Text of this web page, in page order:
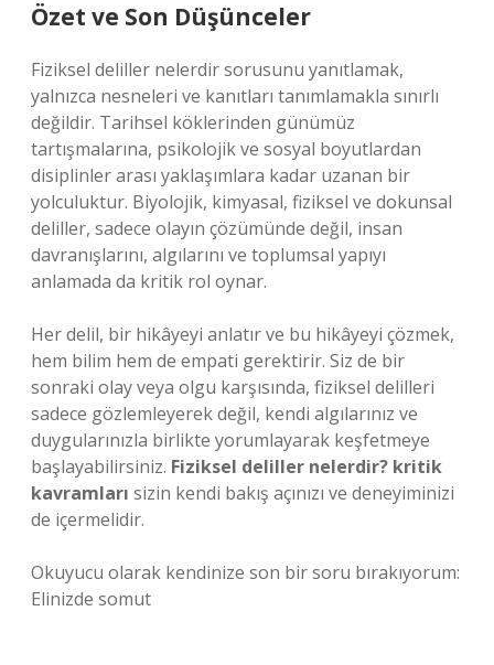
Özet ve Son Düşünceler
Fiziksel deliller nelerdir sorusunu yanıtlamak,
yalnızca nesneleri ve kanıtları tanımlamakla sınırlı
değildir. Tarihsel köklerinden günümüz
tartışmalarına, psikolojik ve sosyal boyutlardan
disiplinler arası yaklaşımlara kadar uzanan bir
yolculuktur. Biyolojik, kimyasal, fiziksel ve dokunsal
deliller, sadece olayın çözümünde değil, insan
davranışlarını, algılarını ve toplumsal yapıyı
anlamada da kritik rol oynar.
Her delil, bir hikâyeyi anlatır ve bu hikâyeyi çözmek,
hem bilim hem de empati gerektirir. Siz de bir
sonraki olay veya olgu karşısında, fiziksel delilleri
sadece gözlemleyerek değil, kendi algılarınız ve
duygularınızla birlikte yorumlayarak keşfetmeye
başlayabilirsiniz. Fiziksel deliller nelerdir? kritik
kavramları sizin kendi bakış açınızı ve deneyiminizi
de içermelidir.
Okuyucu olarak kendinize son bir soru bırakıyorum:
Elinizde somut